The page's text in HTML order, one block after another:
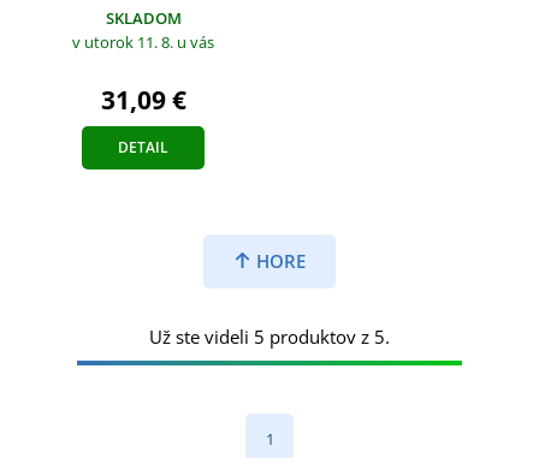
SKLADOM
v utorok 11. 8. u vás
31,09 €
DETAIL
HORE
Už ste videli 5 produktov z 5.
1